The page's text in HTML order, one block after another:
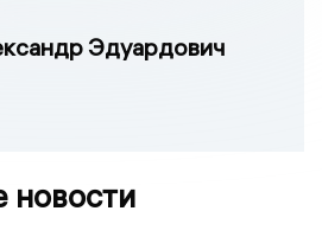
Эдуардович
новости